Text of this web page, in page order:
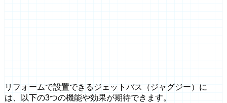
リフォームで設置できるジェットバス（ジャグジー）に
は、以下の3つの機能や効果が期待できます。